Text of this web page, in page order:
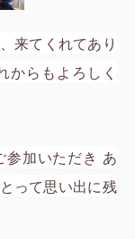
来てくれてあり
からもよろしく
参加いただき あ
って思い出に残